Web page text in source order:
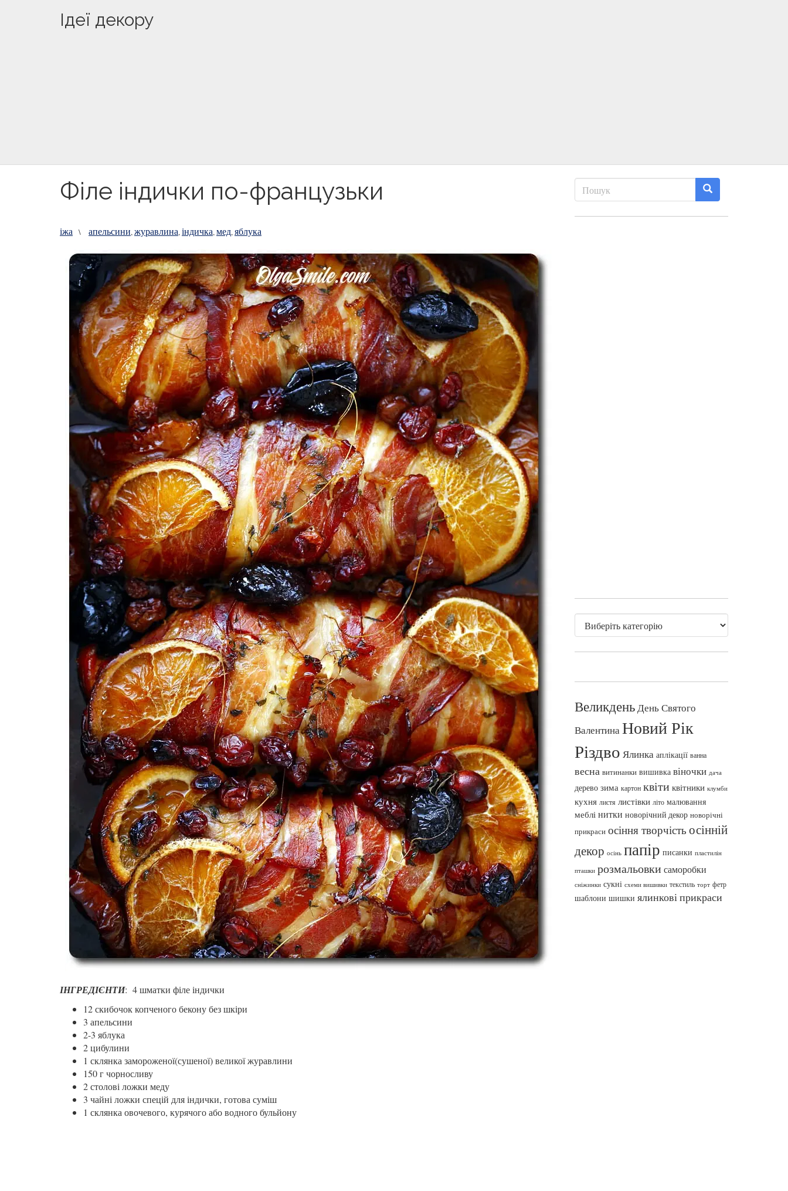
Ідеї декору
Філе індички по-французьки
іжа \ апельсини,журавлина,індичка,мед,яблука
ІНГРЕДІЄНТИ: 4 шматки філе індички
12 скибочок копченого бекону без шкіри
3 апельсини
2-3 яблука
2 цибулини
1 склянка замороженої(сушеної) великої журавлини
150 г чорносливу
2 столові ложки меду
3 чайні ложки спецій для індички, готова суміш
1 склянка овочевого, курячого або водного бульйону
ВеликденьДень Святого
ВалентинаНовий Рік
Різдво Ялинка аплікації ванна
весна витинанки вишивка віночки дача
дерево зима картон квіти квітники клумби
кухня листя листівки літо малювання
меблі нитки новорічний декор новорічні
прикраси осіння творчість осінній
декор осінь папір писанки пластилін
пташки розмальовки саморобки
сніжинки сукні схеми вишивки текстиль торт фетр
шаблони шишки ялинкові прикраси